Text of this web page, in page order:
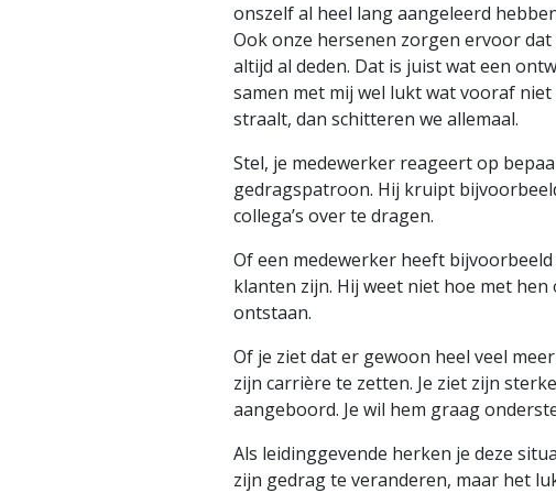
onszelf al heel lang aangeleerd
Ook onze hersenen zorgen ervoor
altijd al deden. Dat is juist wat een
samen met mij wel lukt wat vooraf
straalt, dan schitteren we allemaal.
Stel, je medewerker reageert op
gedragspatroon. Hij kruipt
collega’s over te dragen.
Of een medewerker heeft
klanten zijn. Hij weet niet hoe met
ontstaan.
Of je ziet dat er gewoon heel veel
zijn carrière te zetten. Je ziet zijn
aangeboord. Je wil hem graag
Als leidinggevende herken je deze
zijn gedrag te veranderen, maar het